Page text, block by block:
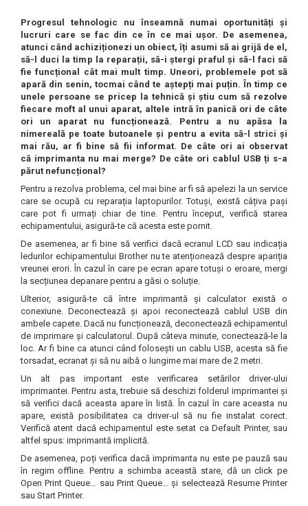
imprimante 3D folosite în
industria stomatologică
Evaluarea strategiei de
piață a imprimantelor 3D
până în 2026
Fericirea – starea care nu
poate fi amânată
Cum îți poți îngriji
imprimanta?
Imprimarea 3d în România
Reciclarea hârtiei – mituri
și adevăruri. Unde se
reciclează hârtia în
România?
Fotografi care ne
demonstrează că nu avem
nevoie de echipament
scump pentru a face
fotografii bune
Care tip de imprimantă e
mai bun: imprimantele cu
toner sau cele cu rezervor?
Care tip de cartuşe e mai
bun: OEM sau cele
compatibile?
Expediții fotografice – 5
locuri secrete din România
unde să mergi pentru a
face fotografii
Cum să-ți ordonezi eficient
documentele necesare din
casă?
De ce să nu renunți
niciodată la scrisul de
mână?
Top 5 cele mai misterioase
fotografii din istorie
Progresul tehnologic nu înseamnă numai oportunități și
lucruri care se fac din ce în ce mai ușor. De asemenea,
atunci când achiziționezi un obiect, îți asumi să ai grijă de el,
să-l duci la timp la reparații, să-i ștergi praful și să-l faci să
fie funcțional cât mai mult timp. Uneori, problemele pot să
apară din senin, tocmai când te aștepți mai puțin. În timp ce
unele persoane se pricep la tehnică și știu cum să rezolve
fiecare moft al unui aparat, altele intră în panică ori de câte
ori un aparat nu funcționează. Pentru a nu apăsa la
nimereală pe toate butoanele și pentru a evita să-l strici și
mai rău, ar fi bine să fii informat. De câte ori ai observat
că imprimanta nu mai merge? De câte ori cablul USB ți s-a
părut nefuncțional?
Pentru a rezolva problema, cel mai bine ar fi să apelezi la un service
care se ocupă cu reparația laptopurilor. Totuși, există câțiva pași
care pot fi urmați chiar de tine. Pentru început, verifică starea
echipamentului, asigură-te că acesta este pornit.
De asemenea, ar fi bine să verifici dacă ecranul LCD sau indicația
ledurilor echipamentului Brother nu te atenționează despre apariția
vreunei erori. În cazul în care pe ecran apare totuși o eroare, mergi
la secțiunea depanare pentru a găsi o soluție.
Ulterior, asigură-te că între imprimantă și calculator există o
conexiune. Deconectează și apoi reconectează cablul USB din
ambele capete. Dacă nu funcționează, deconectează echipamentul
de imprimare și calculatorul. După câteva minute, conectează-le la
loc. Ar fi bine ca atunci când folosești un cablu USB, acesta să fie
torsadat, ecranat și să nu aibă o lungime mai mare de 2 metri.
Un alt pas important este verificarea setărilor driver-ului
imprimantei. Pentru asta, trebuie să deschizi folderul imprimantei și
să verifici dacă aceasta apare în listă. În cazul în care aceasta nu
apare, există posibilitatea ca driver-ul să nu fie instalat corect.
Verifică atent dacă echipamentul este setat ca Default Printer, sau
altfel spus: imprimantă implicită.
De asemenea, poți verifica dacă imprimanta nu este pe pauză sau
în regim offline. Pentru a schimba această stare, dă un click pe
Open Print Queue… sau Print Queue… şi selectează Resume Printer
sau Start Printer.